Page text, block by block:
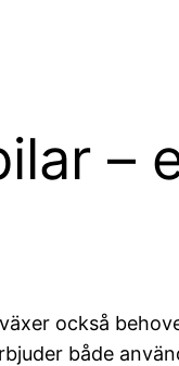
–
också
både